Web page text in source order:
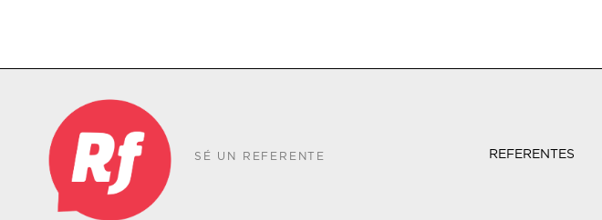
SÉ UN REFERENTE REFERENTES